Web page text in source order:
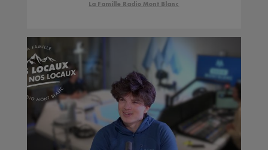
La Famille Radio Mont Blanc